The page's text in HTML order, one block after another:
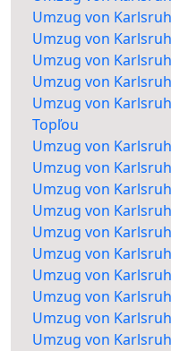
Umzug von
Umzug von
Umzug von
Umzug von
Umzug von
Topľou
Umzug von
Umzug von
Umzug von
Umzug von
Umzug von
Umzug von
Umzug von
Umzug von
Umzug von
Umzug von